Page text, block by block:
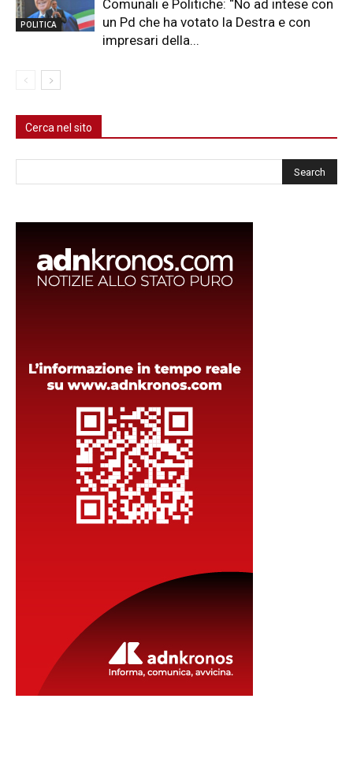
POLITICA
Comunali e Politiche: “No ad intese con
un Pd che ha votato la Destra e con
impresari della...
Cerca nel sito